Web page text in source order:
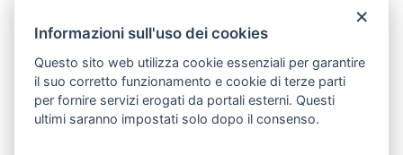
Reg. (UE) 2020/1201 - D.lgs. 19 del 02/02/2021
– D.G.R. N. 1593/2024. Prescrizione di misure di
eradicazione di n. 11 piante infette, ai sensi
dell’art. 7 del Reg. (UE) 2020/1201, site in agro di
Altamura (BA) - Area delimitata per “Xylella
×
Informazioni sull'uso dei cookies
Questo sito web utilizza cookie essenziali per garantire
il suo corretto funzionamento e cookie di terze parti
per fornire servizi erogati da portali esterni. Questi
ultimi saranno impostati solo dopo il consenso.